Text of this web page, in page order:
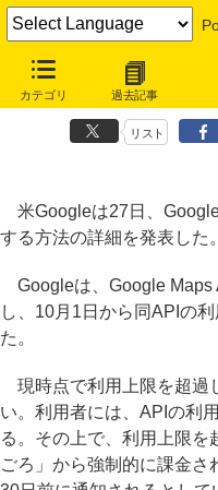
カテゴリ 過去記事
Google Maps API有料化の詳
制課金開始
リスト
米Googleは27日、
する方法の詳細を発表した。
Googleは、Google Maps
し、10月1日から同APIの
た。
現時点で利用上限を超過
い。利用者には、APIの利
る。その上で、利用上限
ごろ」から強制的に課金